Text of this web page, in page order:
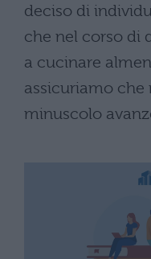
deciso di
che nel corso di
a cucinare
assicuriamo che
minuscolo